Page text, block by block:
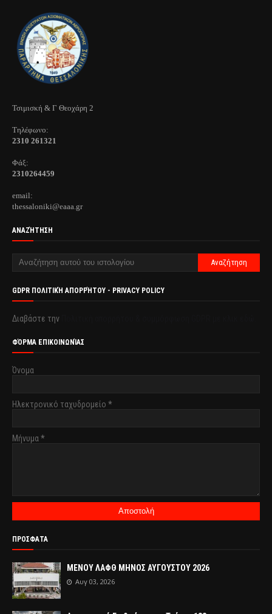
Τσιμισκή & Γ Θεοχάρη 2
Τηλέφωνo:
2310 261321
Φάξ:
2310264459
email:
thessaloniki@eaaa.gr
ΑΝΑΖΉΤΗΣΗ
GDPR ΠΟΛΙΤΙΚΉ ΑΠΟΡΡΉΤΟΥ - PRIVACY POLICY
Διαβάστε την
ΦΌΡΜΑ ΕΠΙΚΟΙΝΩΝΊΑΣ
Όνομα
Ηλεκτρονικό ταχυδρομείο *
Μήνυμα *
ΠΡΟΣΦΑΤΑ
ΜΕΝΟΥ ΛΑΦΘ ΜΗΝΟΣ ΑΥΓΟΥΣΤΟΥ 2026
Αυγ 03, 2026